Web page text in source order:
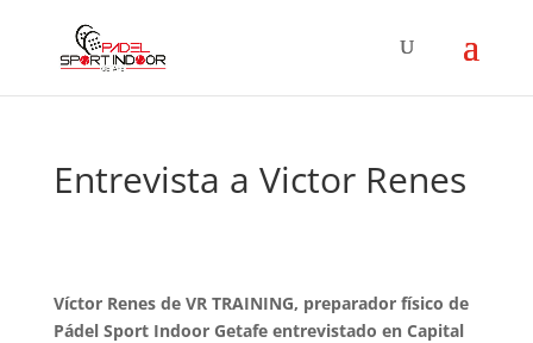
Entrevista a Victor Renes
Víctor Renes de VR TRAINING, preparador físico de
Pádel Sport Indoor Getafe entrevistado en Capital